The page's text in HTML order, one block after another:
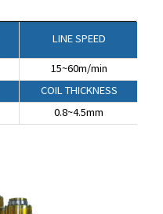
LINE SPEED
15~60m/min
LINE SPEED
15~60m/min
COIL THICKNESS
0.8~4.5mm